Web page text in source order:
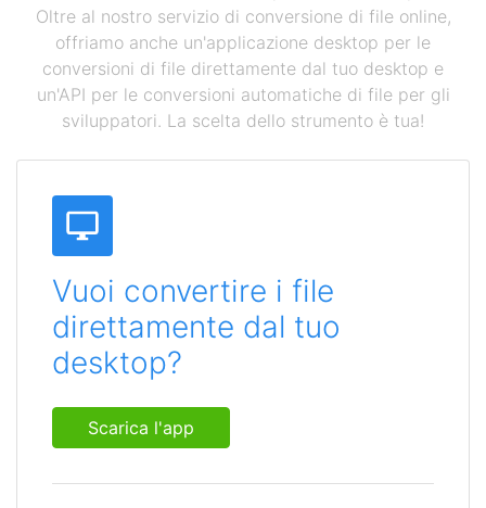
Oltre al nostro servizio di conversione di file online,
offriamo anche un'applicazione desktop per le
conversioni di file direttamente dal tuo desktop e
un'API per le conversioni automatiche di file per gli
sviluppatori. La scelta dello strumento è tua!
Vuoi convertire i file
direttamente dal tuo
desktop?
Scarica l'app